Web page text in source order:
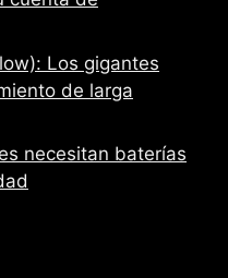
Los gigantes
de larga
necesitan baterías